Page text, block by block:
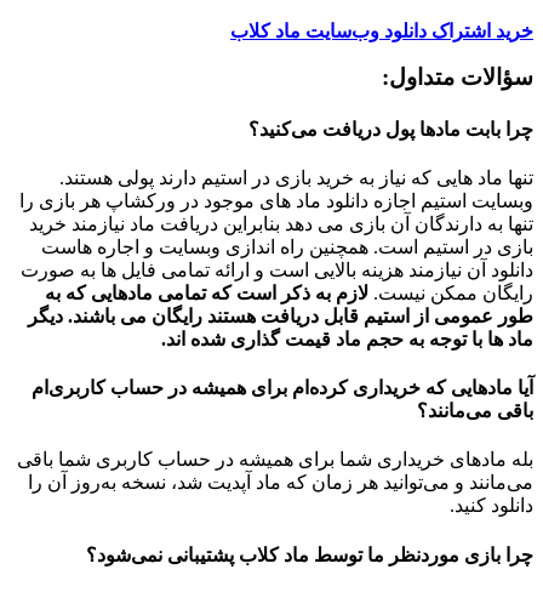
خرید اشتراک دانلود وب‌سایت ماد کلاب
سؤالات متداول:
چرا بابت مادها پول دریافت می‌کنید؟
تنها ماد هایی که نیاز به خرید بازی در استیم دارند پولی هستند.
وبسایت استیم اجازه دانلود ماد های موجود در ورکشاپ هر بازی را
تنها به دارندگان آن بازی می دهد بنابراین دریافت ماد نیازمند خرید
بازی در استیم است. همچنین راه اندازی وبسایت و اجاره هاست
دانلود آن نیازمند هزینه بالایی است و ارائه تمامی فایل ها به صورت
رایگان ممکن نیست. لازم به ذکر است که تمامی مادهایی که به
طور عمومی از استیم قابل دریافت هستند رایگان می باشند. دیگر
ماد ها با توجه به حجم ماد قیمت گذاری شده اند.
آیا مادهایی که خریداری کرده‌ام برای همیشه در حساب‌ کاربری‌ام
باقی می‌مانند؟
بله مادهای خریداری شما برای همیشه در حساب کاربری شما باقی
می‌مانند و می‌توانید هر زمان که ماد آپدیت شد، نسخه به‌روز آن را
دانلود کنید.
چرا بازی موردنظر ما توسط ماد کلاب پشتیبانی نمی‌شود؟